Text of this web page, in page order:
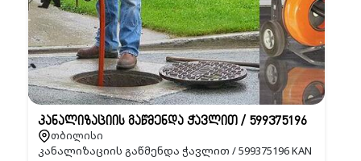
კანალიზაციის გაწმენდა ჭავლით / 599375196
თბილისი
კანალიზაციის გაწმენდა ჭავლით / 599375196 KAN